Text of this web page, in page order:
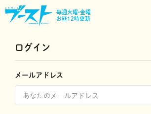
毎週火曜•金曜
お昼12時更新
ログイン
メールアドレス